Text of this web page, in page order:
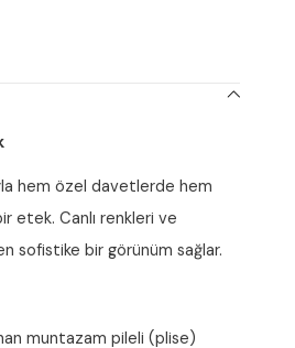
hem özel davetlerde hem
etek. Canlı renkleri ve
sofistike bir görünüm sağlar.
muntazam pileli (plise)